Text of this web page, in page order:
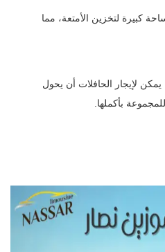
كبيرة لتخزين الأمتعة، مما
لإيجار الحافلات أن يحول
بأكملها.